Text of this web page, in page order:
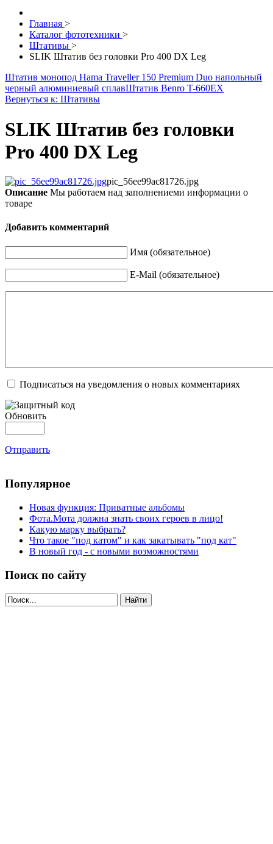
Главная >
Каталог фототехники >
Штативы >
SLIK Штатив без головки Pro 400 DX Leg
Штатив монопод Hama Traveller 150 Premium Duo напольный
черный алюминиевый сплавШтатив Benro T-660EX
Вернуться к: Штативы
SLIK Штатив без головки
Pro 400 DX Leg
pic_56ee99ac81726.jpg
Описание Мы работаем над заполнениеми информации о
товаре
Добавить комментарий
Имя (обязательное)
E-Mail (обязательное)
Подписаться на уведомления о новых комментариях
Обновить
Отправить
Популярное
Новая функция: Приватные альбомы
Фота.Мота должна знать своих героев в лицо!
Какую марку выбрать?
Что такое "под катом" и как закатывать "под кат"
В новый год - с новыми возможностями
Поиск по сайту
Найти